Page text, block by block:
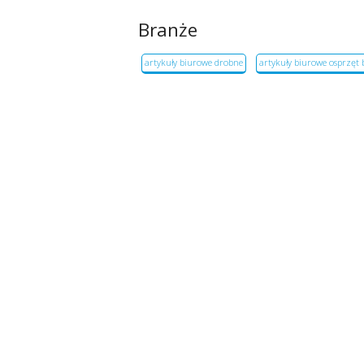
Branże
artykuły biurowe drobne artykuły biurowe osprzęt